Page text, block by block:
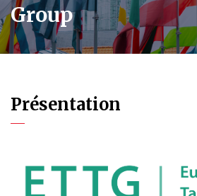
Group
Présentation